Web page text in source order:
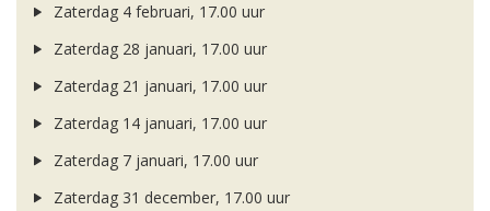
Zaterdag 4 februari, 17.00 uur
Zaterdag 28 januari, 17.00 uur
Zaterdag 21 januari, 17.00 uur
Zaterdag 14 januari, 17.00 uur
Zaterdag 7 januari, 17.00 uur
Zaterdag 31 december, 17.00 uur